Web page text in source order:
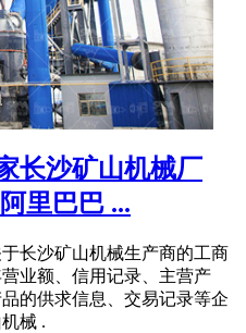
长沙矿山机械厂
里巴巴 ...
长沙矿山机械生产商的工商
业额、信用记录、主营产
的供求信息、交易记录等企
械 .